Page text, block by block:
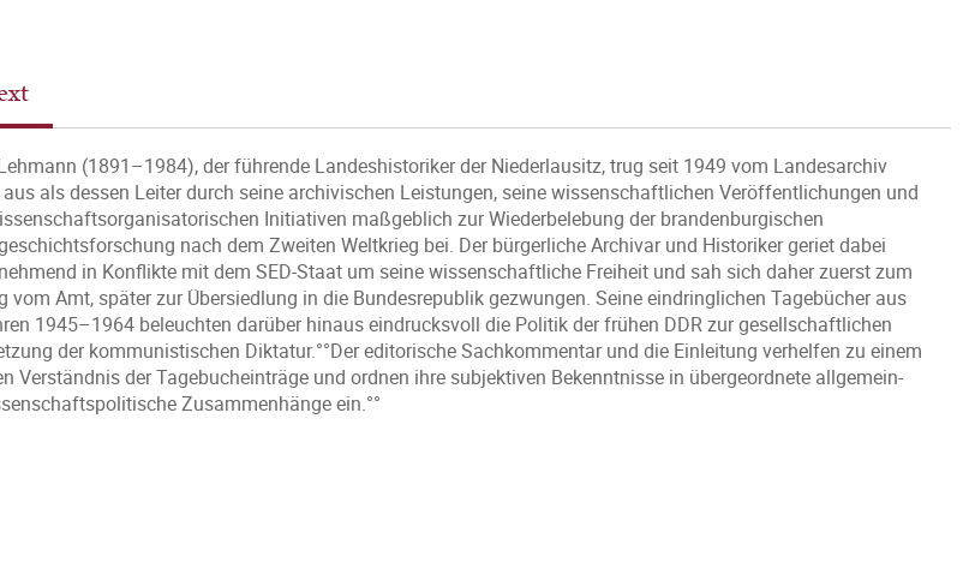
(1891–1984), der führende Landeshistoriker der Niederlausitz, trug seit 1949 vom Landesarchiv
als dessen Leiter durch seine archivischen Leistungen, seine wissenschaftlichen Veröffentlichungen und
Initiativen maßgeblich zur Wiederbelebung der brandenburgischen
nach dem Zweiten Weltkrieg bei. Der bürgerliche Archivar und Historiker geriet dabei
in Konflikte mit dem SED-Staat um seine wissenschaftliche Freiheit und sah sich daher zuerst zum
vom Amt, später zur Übersiedlung in die Bundesrepublik gezwungen. Seine eindringlichen Tagebücher aus
1945–1964 beleuchten darüber hinaus eindrucksvoll die Politik der frühen DDR zur gesellschaftlichen
der kommunistischen Diktatur.°°Der editorische Sachkommentar und die Einleitung verhelfen zu einem
Verständnis der Tagebucheinträge und ordnen ihre subjektiven Bekenntnisse in übergeordnete allgemein-
Zusammenhänge ein.°°